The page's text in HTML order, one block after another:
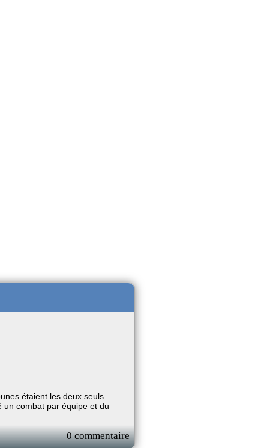
étaient les deux seuls
un combat par équipe et du
0 commentaire